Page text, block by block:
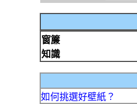
窗簾
知識
如何挑選好壁紙？